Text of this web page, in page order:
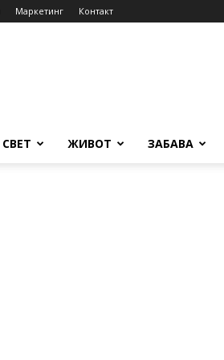
Маркетинг Контакт
СВЕТ ЖИВОТ ЗАБАВА